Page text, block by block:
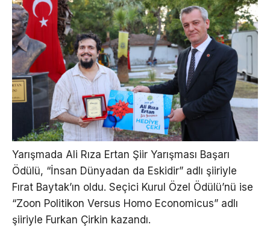
Yarışmada Ali Rıza Ertan Şiir Yarışması Başarı
Ödülü, “İnsan Dünyadan da Eskidir” adlı şiiriyle
Fırat Baytak’ın oldu. Seçici Kurul Özel Ödülü’nü ise
“Zoon Politikon Versus Homo Economicus” adlı
şiiriyle Furkan Çirkin kazandı.